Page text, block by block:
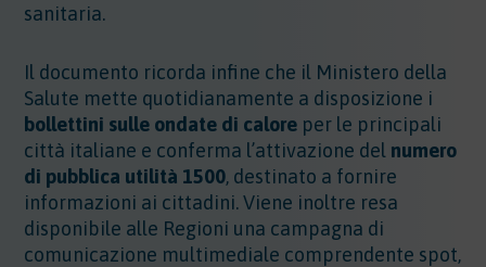
sanitaria.
Il documento ricorda infine che il Ministero della
Salute mette quotidianamente a disposizione i
bollettini sulle ondate di calore per le principali
città italiane e conferma l’attivazione del numero
di pubblica utilità 1500, destinato a fornire
informazioni ai cittadini. Viene inoltre resa
disponibile alle Regioni una campagna di
comunicazione multimediale comprendente spot,